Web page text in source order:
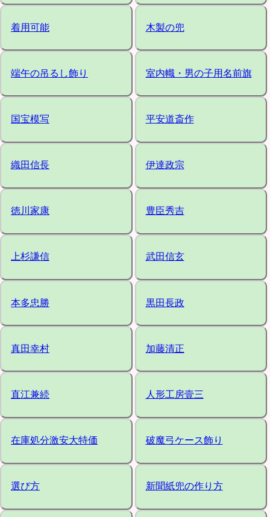
着用可能 木製の兜
端午の吊るし飾り 室内幟・男の子用名前旗
国宝模写 平安道斎作
織田信長 伊達政宗
徳川家康 豊臣秀吉
上杉謙信 武田信玄
本多忠勝 黒田長政
真田幸村 加藤清正
直江兼続 人形工房壹三
在庫処分激安大特価 破魔弓ケース飾り
選び方 新聞紙兜の作り方